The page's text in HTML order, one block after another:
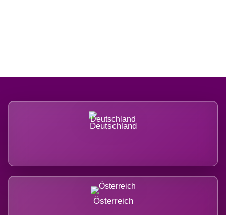
Deutschland
Österreich